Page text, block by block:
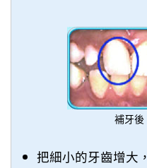
補牙後
把細小的牙齒增大